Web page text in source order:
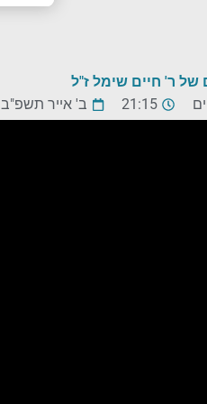
ר' חיים שימל ז"ל
21:15 ב' אייר תשפ"ב